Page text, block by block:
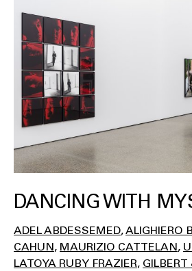
DANCING WITH
ADEL ABDESSEMED ALIGHIERO
CAHUN MAURIZIO CATTELAN
LATOYA RUBY FRAZIER GILBERT